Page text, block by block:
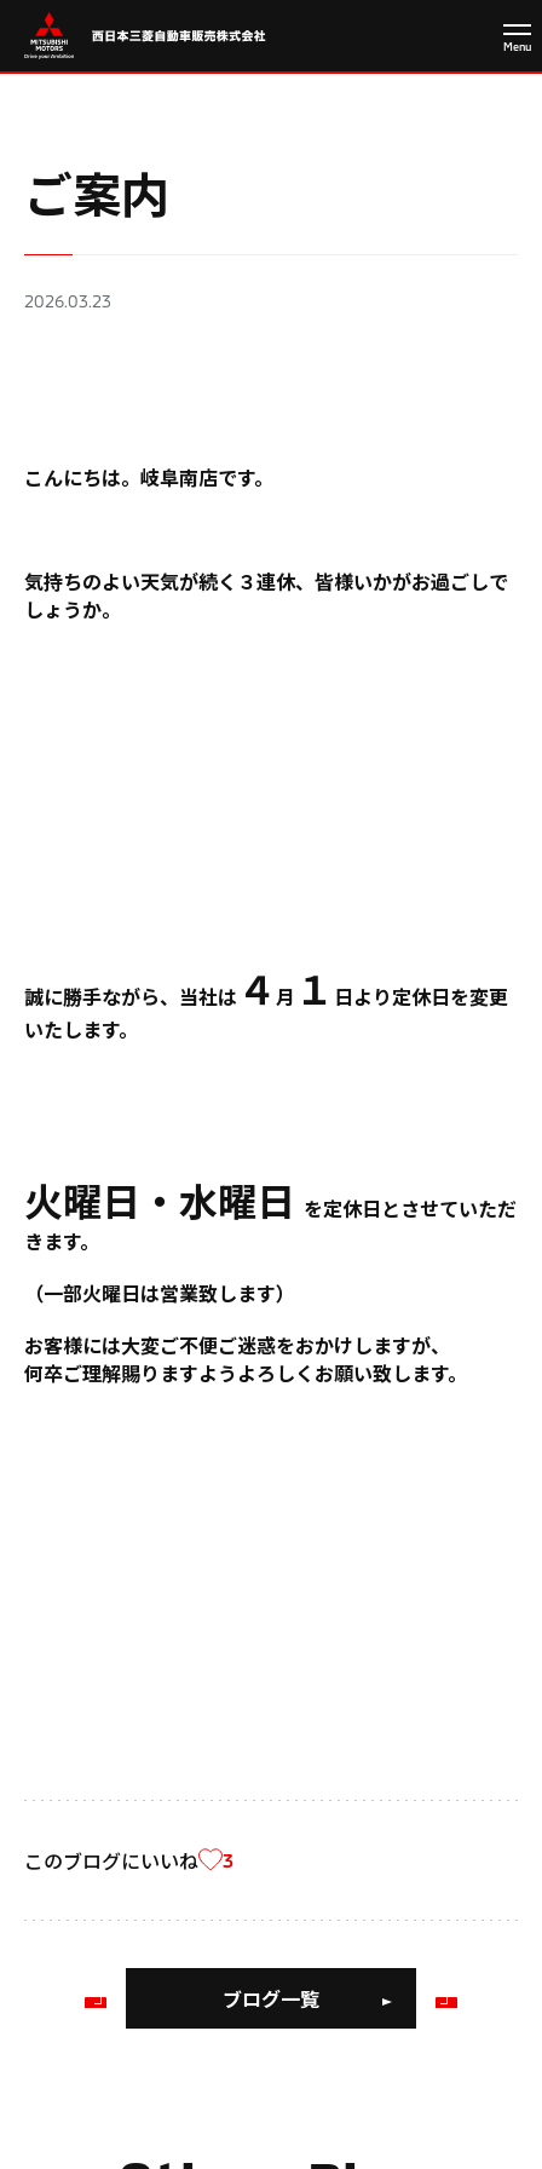
ご案内
2026.03.23
こんにちは。岐阜南店です。
気持ちのよい天気が続く３連休、皆様いかがお過ごしで
しょうか。
誠に勝手ながら、当社は ４ 月 １ 日より定休日を変更
いたします。
火曜日・水曜日 を定休日とさせていただ
きます。
（一部火曜日は営業致します）
お客様には大変ご不便ご迷惑をおかけしますが、
何卒ご理解賜りますようよろしくお願い致します。
このブログにいいね 3
前
ブログ一覧
次